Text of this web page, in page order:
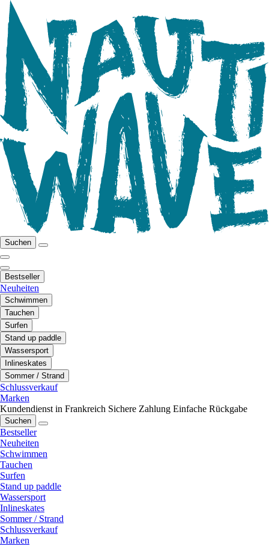
Suchen
Bestseller
Neuheiten
Schwimmen
Tauchen
Surfen
Stand up paddle
Wassersport
Inlineskates
Sommer / Strand
Schlussverkauf
Marken
Kundendienst in Frankreich Sichere Zahlung Einfache Rückgabe
Suchen
Bestseller
Neuheiten
Schwimmen
Tauchen
Surfen
Stand up paddle
Wassersport
Inlineskates
Sommer / Strand
Schlussverkauf
Marken